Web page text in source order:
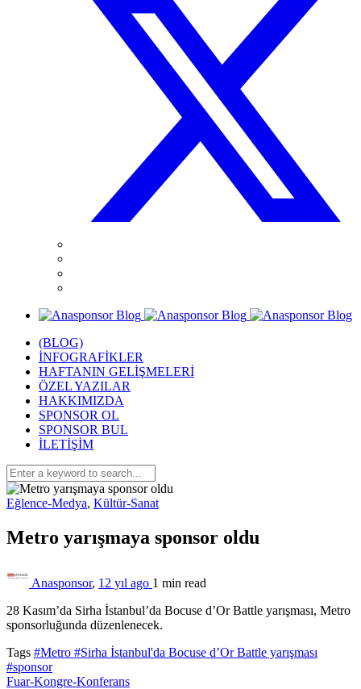
(BLOG)
İNFOGRAFİKLER
HAFTANIN GELİŞMELERİ
ÖZEL YAZILAR
HAKKIMIZDA
SPONSOR OL
SPONSOR BUL
İLETİŞİM
Eğlence-Medya, Kültür-Sanat
Metro yarışmaya sponsor oldu
Anasponsor, 12 yıl ago 1 min read
28 Kasım’da Sirha İstanbul’da Bocuse d’Or Battle yarışması, Metro
sponsorluğunda düzenlenecek.
Tags #Metro #Sirha İstanbul'da Bocuse d’Or Battle yarışması
#sponsor
Fuar-Kongre-Konferans